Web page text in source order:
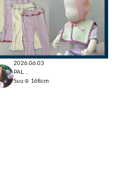
2026.06.03
Suu☺︎ 168cm